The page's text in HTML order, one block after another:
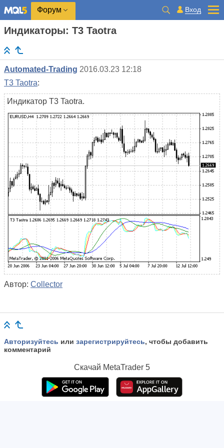
Форум Вход
Индикаторы: T3 Taotra
Automated-Trading 2016.03.23 12:18
T3 Taotra:
Индикатор T3 Taotra.
Автор: Collector
Авторизуйтесь или зарегистрируйтесь, чтобы добавить
комментарий
Скачай MetaTrader 5